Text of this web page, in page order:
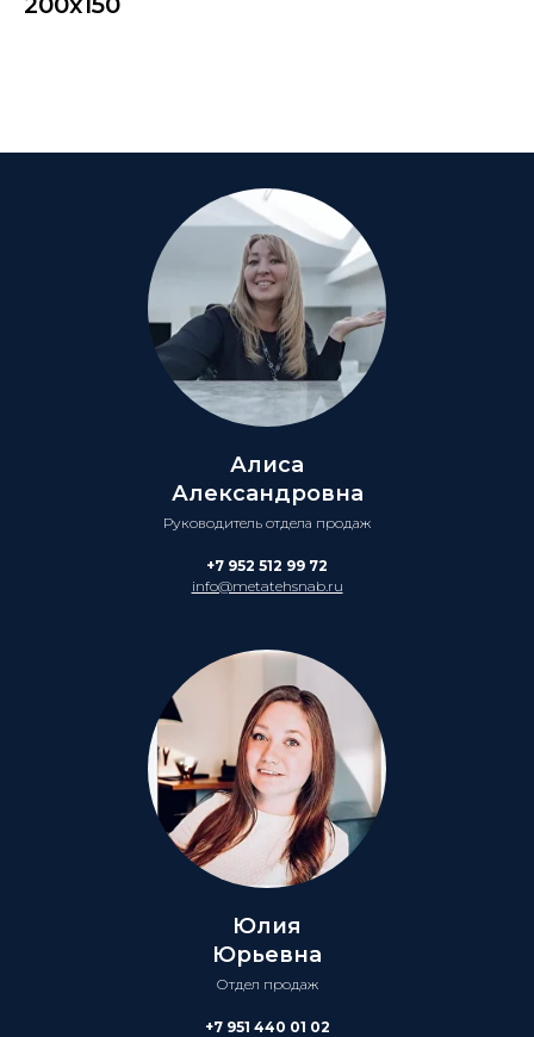
Алиса
Александровна
Руководитель отдела продаж
+7 952 512 99 72
info@metatehsnab.ru
Юлия
Юрьевна
Отдел продаж
+7 951 440 01 02